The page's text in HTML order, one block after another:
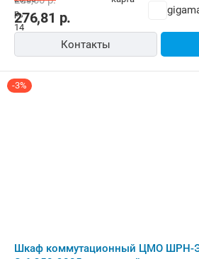
276,81 р.
Контакты
-3%
Шкаф коммутационный ЦМО ШРН-